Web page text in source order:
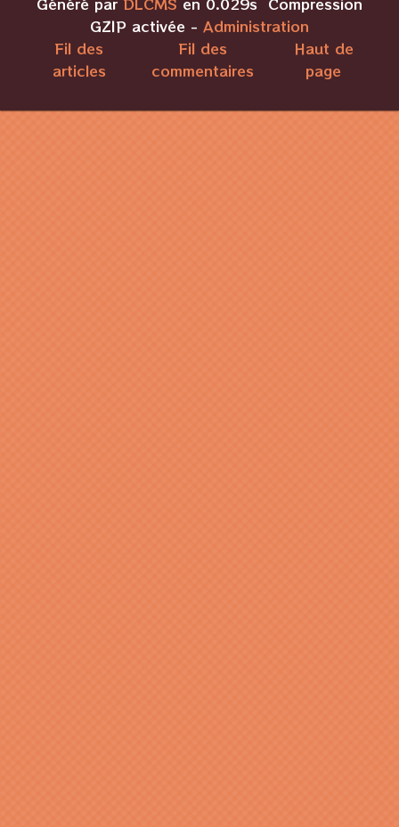
GZIP activée - Administration
Fil des
articles
Fil des
commentaires
Haut de
page